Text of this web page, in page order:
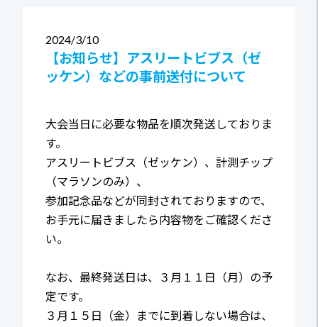
2024 3/10
【お知らせ】アスリートビブス（ゼ
ッケン）などの事前送付について
大会当日に必要な物品を順次発送しておりま
す。
アスリートビブス（ゼッケン）、計測チップ
（マラソンのみ）、
参加記念品などが同封されておりますので、
お手元に届きましたら内容物をご確認くださ
い。
なお、最終発送日は、３月１１日（月）の予
定です。
３月１５日（金）までに到着しない場合は、